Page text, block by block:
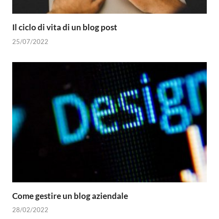
Il ciclo di vita di un blog post
25/07/2022
Come gestire un blog aziendale
28/02/2022